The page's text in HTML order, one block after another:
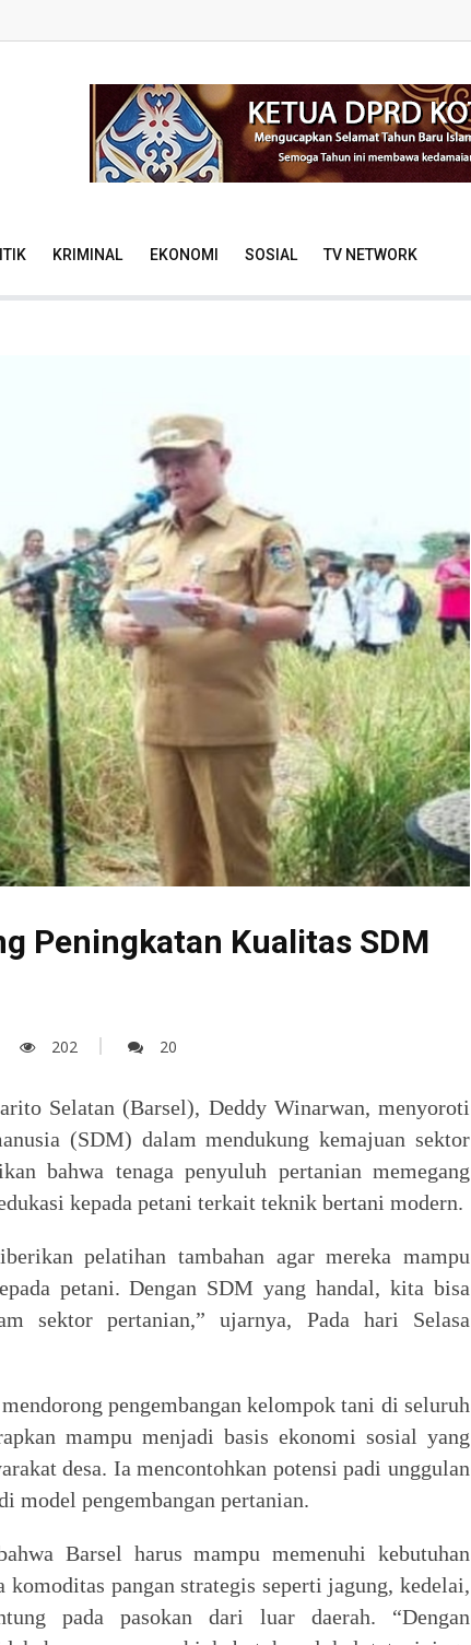
KRIMINAL EKONOMI SOSIAL TV NETWORK
Peningkatan Kualitas SDM
202 20
Selatan (Barsel), Deddy Winarwan, menyoroti
(SDM) dalam mendukung kemajuan sektor
bahwa tenaga penyuluh pertanian memegang
kepada petani terkait teknik bertani modern.
pelatihan tambahan agar mereka mampu
petani. Dengan SDM yang handal, kita bisa
sektor pertanian,” ujarnya, Pada hari Selasa
pengembangan kelompok tani di seluruh
mampu menjadi basis ekonomi sosial yang
desa. Ia mencontohkan potensi padi unggulan
model pengembangan pertanian.
Barsel harus mampu memenuhi kebutuhan
komoditas pangan strategis seperti jagung, kedelai,
pada pasokan dari luar daerah. “Dengan